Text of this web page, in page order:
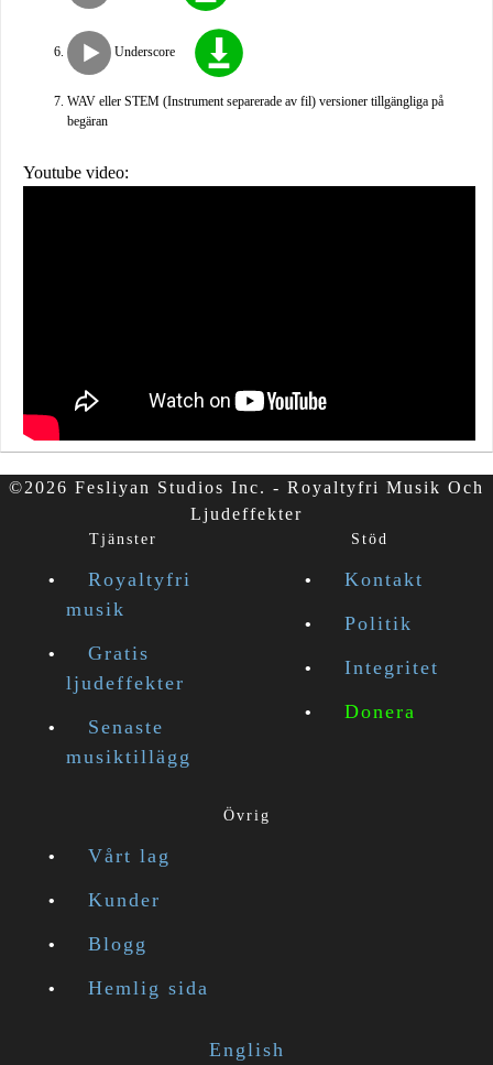
Underscore
WAV eller STEM (Instrument separerade av fil) versioner tillgängliga på
begäran
Youtube video:
©2026 Fesliyan Studios Inc. - Royaltyfri Musik Och
Ljudeffekter
Tjänster
Royaltyfri
musik
Gratis
ljudeffekter
Senaste
musiktillägg
Stöd
Kontakt
Politik
Integritet
Donera
Övrig
Vårt lag
Kunder
Blogg
Hemlig sida
English